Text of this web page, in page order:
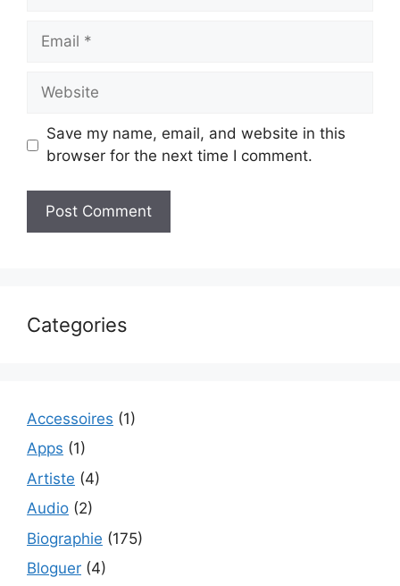
Email
Website
Save my name, email, and website in this
browser for the next time I comment.
Categories
Accessoires (1)
Apps (1)
Artiste (4)
Audio (2)
Biographie (175)
Bloguer (4)